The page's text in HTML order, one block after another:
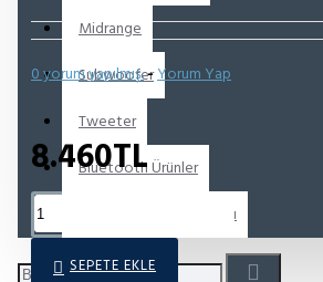
Midrange
Subwoofer
Tweeter
Bluetooth Ürünler
Hoparlör Tamir Takımları
0 yorum yapılmış.-Yorum Yap
8.460TL
SEPETE EKLE